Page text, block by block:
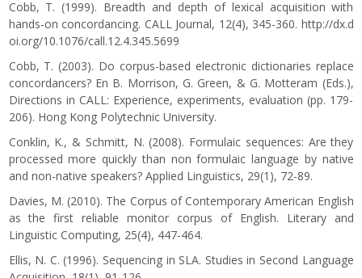
Cobb, T. (1999). Breadth and depth of lexical acquisition with
hands-on concordancing. CALL Journal, 12(4), 345-360. http://dx.d
oi.org/10.1076/call.12.4.345.5699
Cobb, T. (2003). Do corpus-based electronic dictionaries replace
concordancers? En B. Morrison, G. Green, & G. Motteram (Eds.),
Directions in CALL: Experience, experiments, evaluation (pp. 179-
206). Hong Kong Polytechnic University.
Conklin, K., & Schmitt, N. (2008). Formulaic sequences: Are they
processed more quickly than non formulaic language by native
and non-native speakers? Applied Linguistics, 29(1), 72-89.
Davies, M. (2010). The Corpus of Contemporary American English
as the first reliable monitor corpus of English. Literary and
Linguistic Computing, 25(4), 447-464.
Ellis, N. C. (1996). Sequencing in SLA. Studies in Second Language